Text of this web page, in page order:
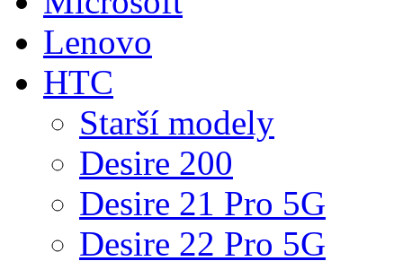
Lenovo
HTC
Starší modely
Desire 200
Desire 21 Pro 5G
Desire 22 Pro 5G